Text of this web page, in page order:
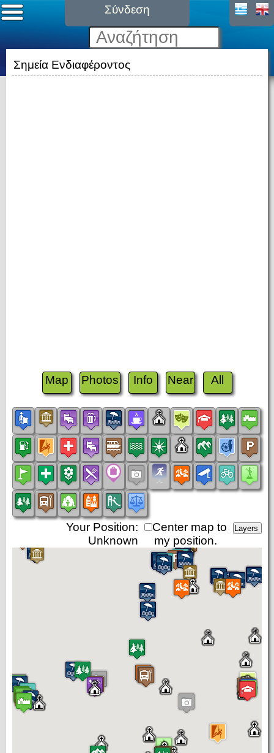
Σύνδεση
Σημεία Ενδιαφέροντος
Map Photos Info Near All
Center map to
my position.
Your Position:
Unknown